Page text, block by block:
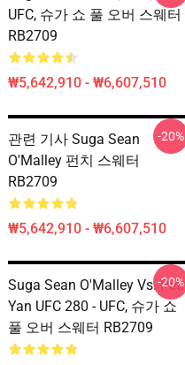
UFC, 슈가 쇼 풀 오버 스웨터
RB2709
₩5,642,910 - ₩6,607,510
관련 기사 Suga Sean
O'Malley 펀치 스웨터
RB2709
₩5,642,910 - ₩6,607,510
-20%
Suga Sean O'Malley Vs. Petr
Yan UFC 280 - UFC, 슈가 쇼
풀 오버 스웨터 RB2709
-20%